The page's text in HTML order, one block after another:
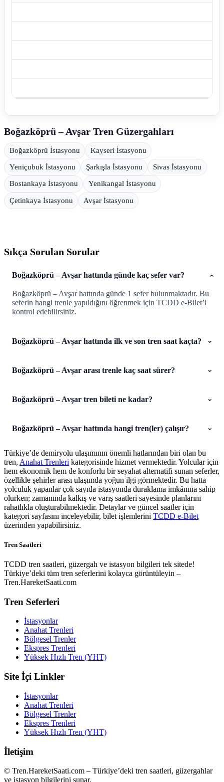
Boğazköprü – Avşar Tren Güzergahları
Boğazköprü İstasyonu Kayseri İstasyonu
Yeniçubuk İstasyonu Şarkışla İstasyonu Sivas İstasyonu
Bostankaya İstasyonu Yenikangal İstasyonu
Çetinkaya İstasyonu Avşar İstasyonu
Sıkça Sorulan Sorular
Boğazköprü – Avşar hattında günde kaç sefer var?
Boğazköprü – Avşar hattında günde 1 sefer bulunmaktadır. Bu
seferin hangi trenle yapıldığını öğrenmek için TCDD e-Bilet’i
kontrol edebilirsiniz.
Boğazköprü – Avşar hattında ilk ve son tren saat kaçta?
Boğazköprü – Avşar arası trenle kaç saat sürer?
Boğazköprü – Avşar tren bileti ne kadar?
Boğazköprü – Avşar hattında hangi tren(ler) çalışır?
Türkiye’de demiryolu ulaşımının önemli hatlarından biri olan bu
tren, Anahat Trenleri kategorisinde hizmet vermektedir. Yolcular için
hem ekonomik hem de konforlu bir seyahat alternatifi sunan seferler,
özellikle şehirler arası ulaşımda yoğun ilgi görmektedir. Bu hatta
yolculuk yapanlar çok sayıda istasyonda duraklama imkânına sahip
olurken; zamanında kalkış ve varış saatleri sayesinde planlarını
rahatlıkla oluşturabilmektedir. Detaylar ve güncel saatler için
kategori sayfasını inceleyebilir, bilet işlemlerini TCDD e-Bilet
üzerinden yapabilirsiniz.
Tren Saatleri
TCDD tren saatleri, güzergah ve istasyon bilgileri tek sitede!
Türkiye’deki tüm tren seferlerini kolayca görüntüleyin –
Tren.HareketSaati.com
Tren Seferleri
İstasyonlar
Anahat Trenleri
Bölgesel Trenler
Ekspres Trenleri
Yüksek Hızlı Tren (YHT)
Site İçi Linkler
İstasyonlar
Anahat Trenleri
Bölgesel Trenler
Ekspres Trenleri
Yüksek Hızlı Tren (YHT)
İletişim
© Tren.HareketSaati.com – Türkiye’deki tren saatleri, güzergahlar
ve istasyon bilgilerini sunar.